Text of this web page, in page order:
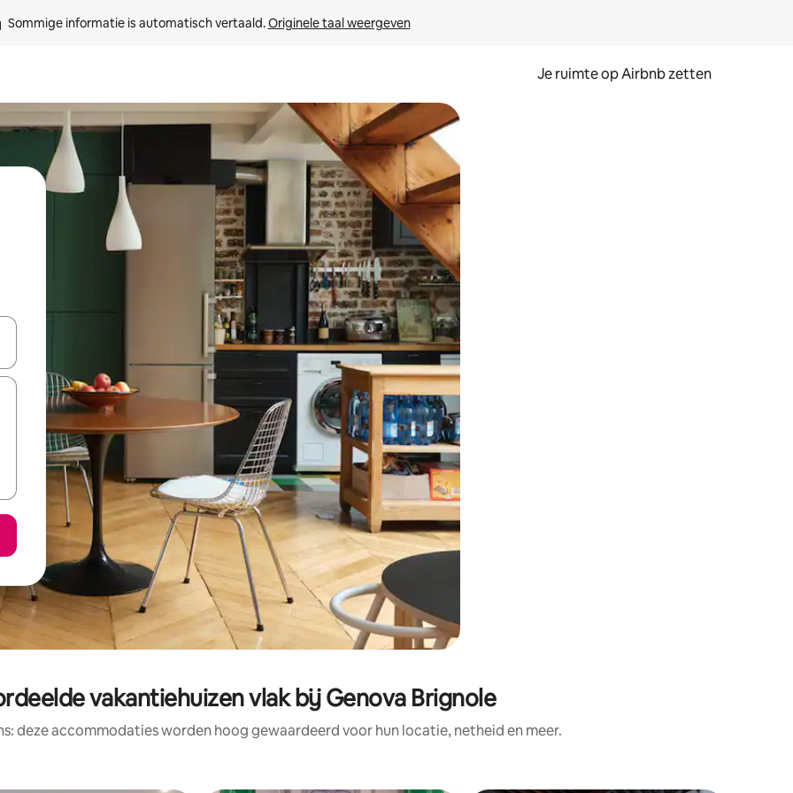
Sommige informatie is automatisch vertaald. Originele taal weergeven
Je ruimte op Airbnb zetten
keuze met je de pijltjestoetsen omhoog en omlaag, óf door te tikken of swipen.
vakantiehuizen vlak bij Genova Brignole
deze accommodaties worden hoog gewaardeerd voor hun locatie, netheid en meer.